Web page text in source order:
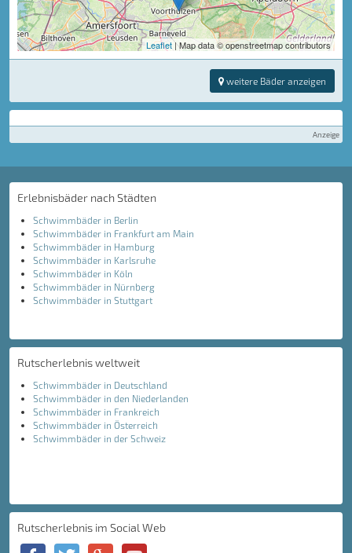
Leaflet| Map data © openstreetmap contributors
weitere Bäder anzeigen
Anzeige
Erlebnisbäder nach Städten
Schwimmbäder in Berlin
Schwimmbäder in Frankfurt am Main
Schwimmbäder in Hamburg
Schwimmbäder in Karlsruhe
Schwimmbäder in Köln
Schwimmbäder in Nürnberg
Schwimmbäder in Stuttgart
Rutscherlebnis weltweit
Schwimmbäder in Deutschland
Schwimmbäder in den Niederlanden
Schwimmbäder in Frankreich
Schwimmbäder in Österreich
Schwimmbäder in der Schweiz
Rutscherlebnis im Social Web